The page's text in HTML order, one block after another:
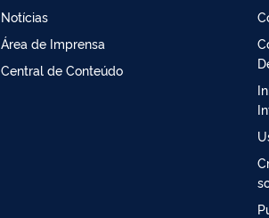
Notícias
Área de Imprensa
Central de Conteúdo